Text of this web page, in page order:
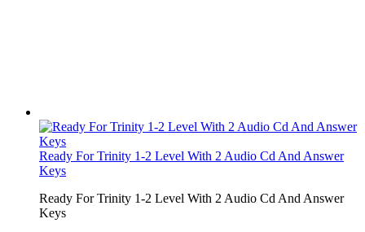
Ready For Trinity 1-2 Level With 2 Audio Cd And Answer
Keys
Ready For Trinity 1-2 Level With 2 Audio Cd And Answer
Keys